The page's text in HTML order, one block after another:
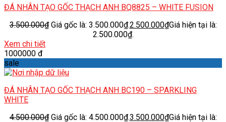
ĐÁ NHÂN TẠO GỐC THẠCH ANH BQ8825 – WHITE FUSION
3.500.000₫ Giá gốc là: 3.500.000₫.2.500.000₫Giá hiện tại là:
2.500.000₫.
Xem chi tiết
1000000 đ
sale
ĐÁ NHÂN TẠO GỐC THẠCH ANH BC190 – SPARKLING
WHITE
4.500.000₫ Giá gốc là: 4.500.000₫.3.500.000₫Giá hiện tại là: